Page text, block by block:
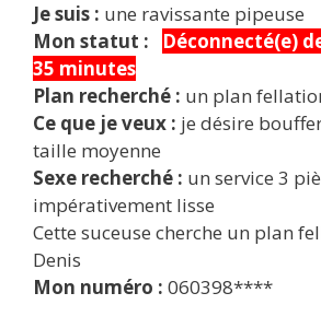
Je suis : une ravissante pipeuse
Mon statut :
Déconnecté(e)
35 minutes
Plan recherché : un plan
Ce que je veux : je désire
taille moyenne
Sexe recherché : un service 3
impérativement lisse
Cette suceuse cherche un plan
Denis
Mon numéro : 060398****